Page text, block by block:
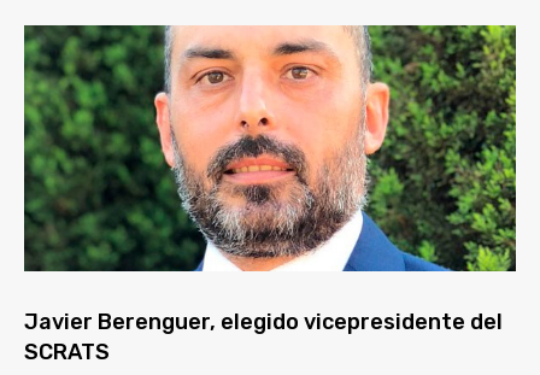
Javier Berenguer, elegido vicepresidente del
SCRATS